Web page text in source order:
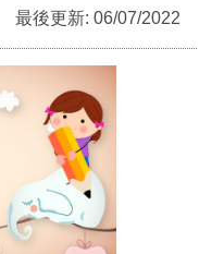
最後更新: 06/07/2022